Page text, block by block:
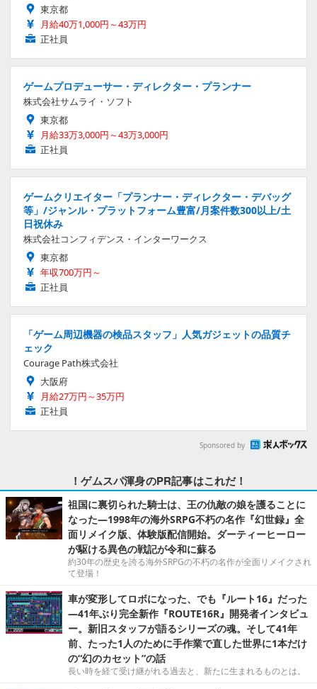
東京都
月給40万1,000円～43万円
正社員
ゲームプロデューサー・ディレクター・プランナー
株式会社サムライ・ソフト
東京都
月給33万3,000円～43万3,000円
正社員
ゲームクリエイター「プランナー・ディレクター・デバッグ
等」/ジャンル・プラットフォーム豊富/月案件数300以上/土
日祝休み
株式会社コンフィデンス・インターワークス
東京都
年収700万円～
正社員
「ゲーム周辺機器の検品スタッフ」人気ガジェットの品質チ
ェック
Courage Path株式会社
大阪府
月給27万円～35万円
正社員
Sponsored by
！ゲムスパ渾身のPR記事はこれだ！
祖国に裏切られた騎士は、王の仇敵の娘を護ることに
なった―1998年の海外SRPG不朽の名作『幻世録』全
面リメイク版、体験版配信開始。ダーティーヒーロー
が駆ける異色の戦記が令和に蘇る
約30年の歴史を誇る海外SRPGの不朽の名作が全面リメイクされ
て登場！
車が変形してロボになった、でも『ルート16』だった
―41年ぶり完全新作『ROUTE16R』開発者インタビュ
ー。新旧スタッフが語るシリーズの魂。そして41年
前、たった1人のために手作業で直した世界に1本だけ
の“幻のカセット”の話
長い時を経て受け継がれる過去と、新たに生まれるものとは。